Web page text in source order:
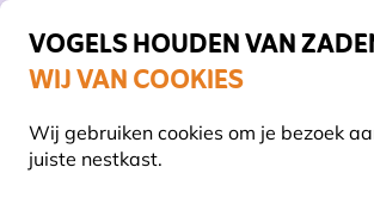
VOGELS HOUDEN VAN
WIJ VAN COOKIES
Wij gebruiken cookies om je bezoek
juiste nestkast.
Gratis thuisbezorgd vanaf €49